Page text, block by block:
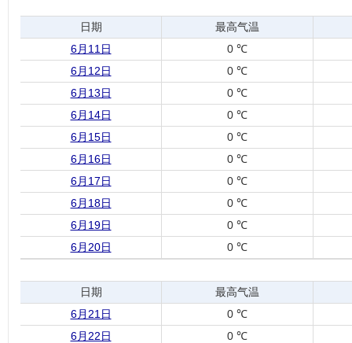
日期
最高气温
6月11日
0 ℃
6月12日
0 ℃
6月13日
0 ℃
6月14日
0 ℃
6月15日
0 ℃
6月16日
0 ℃
6月17日
0 ℃
6月18日
0 ℃
6月19日
0 ℃
6月20日
0 ℃
日期
最高气温
6月21日
0 ℃
6月22日
0 ℃